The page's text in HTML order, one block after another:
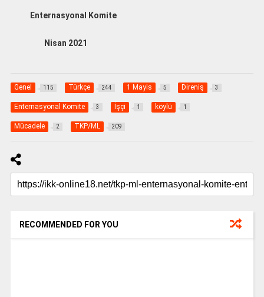
Enternasyonal Komite
Nisan 2021
Genel 115 Türkçe 244 1 MayIs 5 Direniş 3
Enternasyonal Komite 3 İşçi 1 köylü 1
Mücadele 2 TKP/ML 209
RECOMMENDED FOR YOU